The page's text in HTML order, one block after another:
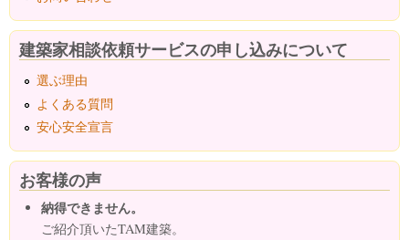
建築家相談依頼サービスの申し込みについて
選ぶ理由
よくある質問
安心安全宣言
お客様の声
納得できません。
ご紹介頂いたTAM建築。